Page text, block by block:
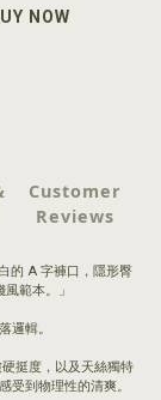
NOW
Customer
Reviews
的 A 字褲口，隱形臀
範本。」
邏輯。
挺度，以及天絲獨特
受到物理性的清爽。